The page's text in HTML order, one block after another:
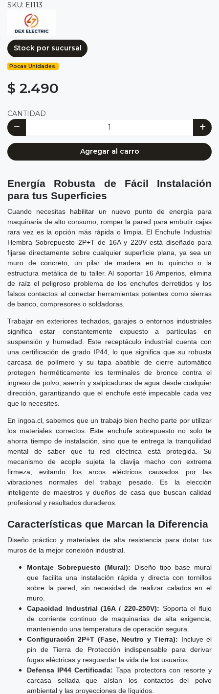
SKU: EI113
Stock por sucursal
Pocas Unidades.
$ 2.490
CANTIDAD
Agregar al carro
Energía Robusta de Fácil Instalación
para tus Superficies
Cuando necesitas habilitar un nuevo punto de energía para
maquinaria de alto consumo, romper la pared para embutir cajas
rara vez es la opción más rápida o limpia. El Enchufe Industrial
Hembra Sobrepuesto 2P+T de 16A y 220V está diseñado para
fijarse directamente sobre cualquier superficie plana, ya sea un
muro de concreto, un pilar de madera en tu quincho o la
estructura metálica de tu taller. Al soportar 16 Amperios, elimina
de raíz el peligroso problema de los enchufes derretidos y los
falsos contactos al conectar herramientas potentes como sierras
de banco, compresores o soldadoras.
Trabajar en exteriores techados, garajes o entornos industriales
significa estar constantemente expuesto a partículas en
suspensión y humedad. Este receptáculo industrial cuenta con
una certificación de grado IP44, lo que significa que su robusta
carcasa de polímero y su tapa abatible de cierre automático
protegen herméticamente los terminales de bronce contra el
ingreso de polvo, aserrín y salpicaduras de agua desde cualquier
dirección, garantizando que el enchufe esté impecable cada vez
que lo necesites.
En ingoa.cl, sabemos que un trabajo bien hecho parte por utilizar
los materiales correctos. Este enchufe sobrepuesto no solo te
ahorra tiempo de instalación, sino que te entrega la tranquilidad
mental de saber que tu red eléctrica está protegida. Su
mecanismo de acople sujeta la clavija macho con extrema
firmeza, evitando los arcos eléctricos causados por las
vibraciones normales del trabajo pesado. Es la elección
inteligente de maestros y dueños de casa que buscan calidad
profesional y resultados duraderos.
Características que Marcan la Diferencia
Diseño práctico y materiales de alta resistencia para dotar tus
muros de la mejor conexión industrial.
Montaje Sobrepuesto (Mural): Diseño tipo base mural
que facilita una instalación rápida y directa con tornillos
sobre la pared, sin necesidad de realizar calados en el
muro.
Capacidad Industrial (16A / 220-250V): Soporta el flujo
de corriente continuo de maquinarias de alta exigencia,
manteniendo una temperatura de operación segura.
Configuración 2P+T (Fase, Neutro y Tierra): Incluye el
pin de Tierra de Protección indispensable para derivar
fugas eléctricas y resguardar la vida de los usuarios.
Defensa IP44 Certificada: Tapa protectora con resorte y
carcasa sellada que aíslan los contactos del polvo
ambiental y las proyecciones de líquidos.